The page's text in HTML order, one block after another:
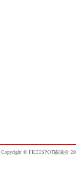
Copyright © FREESPOT協議会